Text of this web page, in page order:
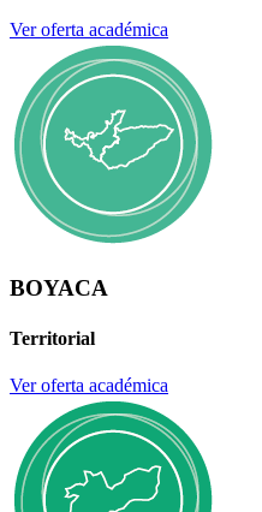
Ver oferta académica
BOYACA
Territorial
Ver oferta académica